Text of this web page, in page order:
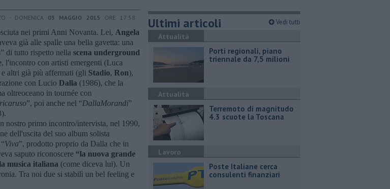
- DOMENICA 03 MAGGIO 2015 ORE 17:58
nei primi Anni Novanta. Lei, Angela
già alle spalle una bella gavetta: una
di tutto rispetto nella scena underground
, l'incontro con artisti emergenti (Luca
e altri già più affermati (gli Stadio, Ron),
con Lucio Dalla (1986), che la
oltreoceano in tournée con
”, poi anche nel “DallaMorandi”
nostro primo incontro/intervista, nel 1990,
dell'uscita del suo album solista
Viva”, prodotto proprio da Dalla che in
saputo riconoscere “la nuova grande
musica italiana (come diceva lui). Un
Tra noi due si stabilì un bel feeling e
Ultimi articoli Vedi tutti
Attualità
Porti regionali, piano
triennale da 7,5 milioni
Attualità
Terremoto di magnitudo
4.3 scuote la Toscana
Lavoro
Poste Italiane cerca
consulenti finanziari